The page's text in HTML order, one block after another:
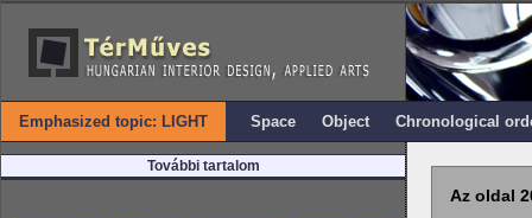
Emphasized topic: LIGHT Space Object Chronological
További tartalom
Az oldal